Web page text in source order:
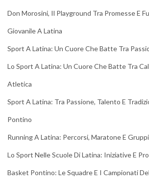
Don Morosini, Il Playground Tra Promesse E
Giovanile A Latina
Sport A Latina: Un Cuore Che Batte Tra
Lo Sport A Latina: Un Cuore Che Batte Tra
Atletica
Sport A Latina: Tra Passione, Talento E
Pontino
Running A Latina: Percorsi, Maratone E
Lo Sport Nelle Scuole Di Latina: Iniziative E
Basket Pontino: Le Squadre E I Campionati